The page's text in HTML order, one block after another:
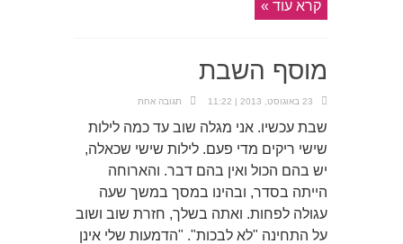
קרא עוד »
מוסף השבת
23 באוגוסט, 2013 | 11:22 תגובה אחת
שבת עכשיו. אני מגלה שוב עד כמה לילות
שישי ריקים מדי פעם. לילות שישי שכאלה,
יש בהם הכול ואין בהם דבר. והארוחה
הייתה בסדר, ובהינו במסך במשך שעה
עגולה לפחות. ואתה בשלך, חזרת שוב ושוב
על התחינה "לא לבכות". "הדמעות שלי אינן